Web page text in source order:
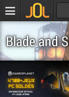
Blade and